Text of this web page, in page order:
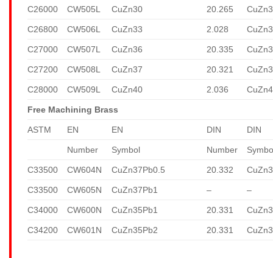
C26000 CW505L CuZn30 20.265
C26800 CW506L CuZn33 2.028
C27000 CW507L CuZn36 20.335
C27200 CW508L CuZn37 20.321
C28000 CW509L CuZn40 2.036
Free Machining Brass
ASTM EN EN DIN DIN
Number Symbol Number
C33500 CW604N CuZn37Pb0.5 20.332
C33500 CW605N CuZn37Pb1 – –
C34000 CW600N CuZn35Pb1 20.331
C34200 CW601N CuZn35Pb2 20.331